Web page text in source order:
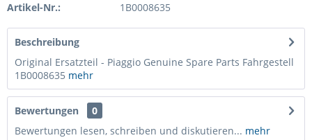
Artikel-Nr.: 1B0008635
Beschreibung
Original Ersatzteil - Piaggio Genuine Spare Parts Fahrgestell
1B0008635 mehr
Bewertungen
0
Bewertungen lesen, schreiben und diskutieren... mehr